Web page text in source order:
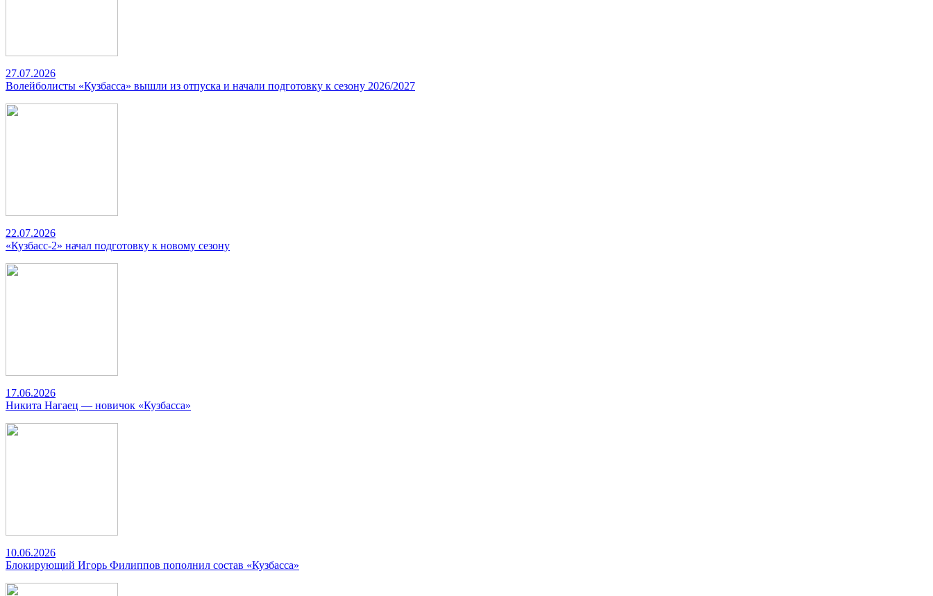
27.07.2026
Волейболисты «Кузбасса» вышли из отпуска и начали подготовку к сезону 2026/2027
22.07.2026
«Кузбасс-2» начал подготовку к новому сезону
17.06.2026
Никита Нагаец — новичок «Кузбасса»
10.06.2026
Блокирующий Игорь Филиппов пополнил состав «Кузбасса»